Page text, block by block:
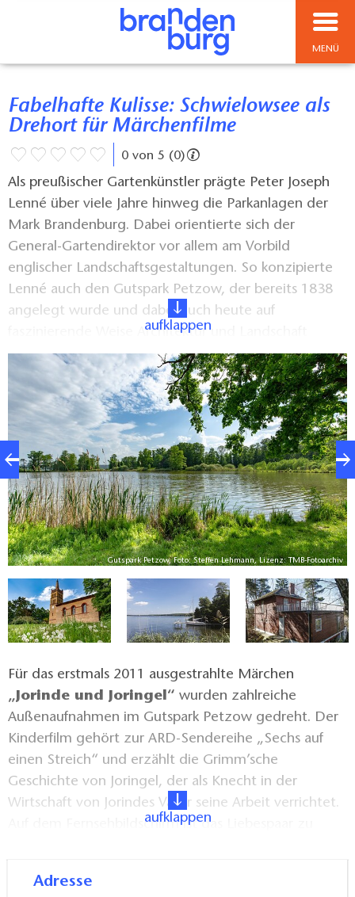
MENÜ
Fabelhafte Kulisse: Schwielowsee als
Drehort für Märchenfilme
0 von 5 (0)
Als preußischer Gartenkünstler prägte Peter Joseph
Lenné über viele Jahre hinweg die Parkanlagen der
Mark Brandenburg. Dabei orientierte sich der
General-Gartendirektor vor allem am Vorbild
englischer Landschaftsgestaltungen. So konzipierte
Lenné auch den Gutspark Petzow, der bereits 1838
angelegt wurde und dabei auch heute auf
faszinierende Weise Architektur und Landschaft
verbindet. In dem am Schwielowsee grenzenden
Park befinden sich indes historisch interessante
Bauwerke wie die Schinkelkirche, das Waschhaus,
eine Fischerhütte oder die Alte Schmiede samt
angeschlossenem Restaurant. Eine
geschichtsträchtige Kulisse, von der eine geradezu
märchenhafte Ausstrahlung ausgeht. Das dachten
sich auch die Filmschaffenden der ARD, als sie
Schwielowsee als Drehort für zwei ihrer beliebten
Märchenfilme auserkoren.
aufklappen
Gutspark Petzow, Foto: Steffen Lehmann, Lizenz: TMB-Fotoarchiv
Für das erstmals 2011 ausgestrahlte Märchen
„Jorinde und Joringel“ wurden zahlreiche
Außenaufnahmen im Gutspark Petzow gedreht. Der
Kinderfilm gehört zur ARD-Sendereihe „Sechs auf
einen Streich“ und erzählt die Grimm’sche
Geschichte von Joringel, der als Knecht in der
Wirtschaft von Jorindes Vater seine Arbeit verrichtet.
Auf dem Fernsehbildschirm ist das Liebespaar zu
des Gutsparks einbettet und eine besondere
aufklappen
Adresse